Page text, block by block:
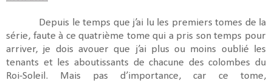
Depuis le temps que j’ai lu les premiers tomes de la
série, faute à ce quatrième tome qui a pris son temps pour
arriver, je dois avouer que j’ai plus ou moins oublié les
tenants et les aboutissants de chacune des colombes du
Roi-Soleil. Mais pas d’importance, car ce tome,